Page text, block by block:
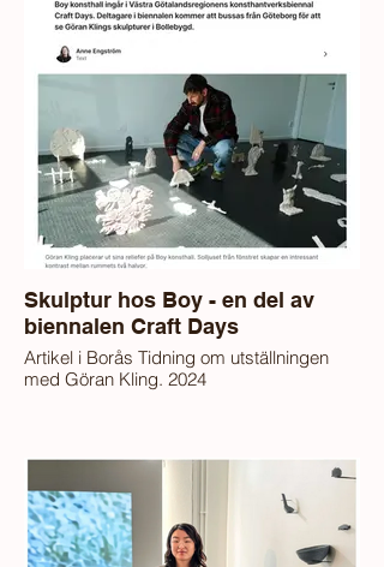
Skulptur hos Boy - en del av
biennalen Craft Days
Artikel i Borås Tidning om utställningen
med Göran Kling. 2024